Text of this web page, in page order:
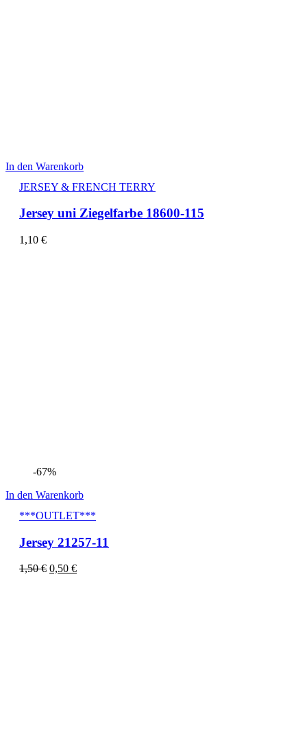
In den Warenkorb
JERSEY & FRENCH TERRY
Jersey uni Ziegelfarbe 18600-115
1,10 €
-67%
In den Warenkorb
***OUTLET***
Jersey 21257-11
1,50€ 0,50 €